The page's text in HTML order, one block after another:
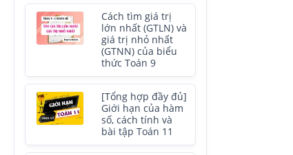
Cách tìm giá trị
lớn nhất (GTLN) và
giá trị nhỏ nhất
(GTNN) của biểu
thức Toán 9
[Tổng hợp đầy đủ]
Giới hạn của hàm
số, cách tính và
bài tập Toán 11